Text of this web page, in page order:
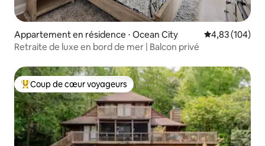
Appartement en résidence ⋅ Ocean City Évaluation
4,83 (104)
Retraite de luxe en bord de mer | Balcon privé
Coups de cœur voyageurs les plus appréciés
Coup de cœur voyageurs